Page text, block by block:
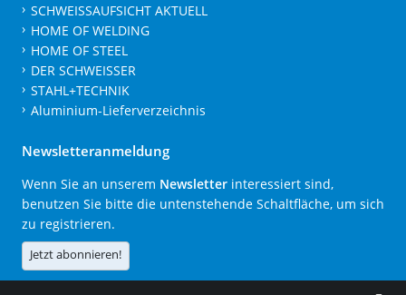
SCHWEISSAUFSICHT AKTUELL
HOME OF WELDING
HOME OF STEEL
DER SCHWEISSER
STAHL+TECHNIK
Aluminium-Lieferverzeichnis
Newsletteranmeldung
Wenn Sie an unserem Newsletter interessiert sind,
benutzen Sie bitte die untenstehende Schaltfläche, um sich
zu registrieren.
Jetzt abonnieren!